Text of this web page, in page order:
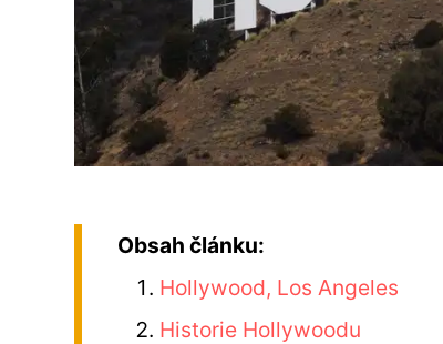
Obsah článku:
Hollywood, Los Angeles
Historie Hollywoodu